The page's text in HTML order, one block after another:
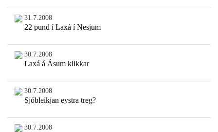
31.7.2008
22 pund í Laxá í Nesjum
30.7.2008
Laxá á Ásum klikkar
30.7.2008
Sjóbleikjan eystra treg?
30.7.2008